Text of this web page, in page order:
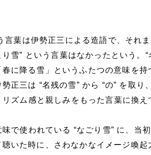
言葉は伊勢正三による造語で、それま
雪” という言葉はなかったという。“
に降る雪」というふたつの意味を持
正三は “名残の雪” から “の” を取り
ズム感と親しみをもった言葉に換え
で使われている “なごり雪” に、当
いた時に、さわなかなイメージ喚起